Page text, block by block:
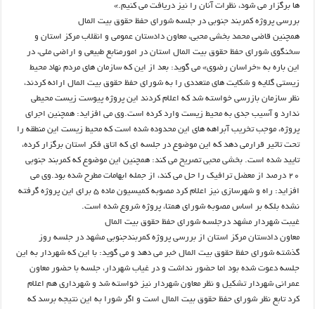
ها برگزار می شود، نظرات آنان را نیز دریافت می کنیم.»
بررسی پروژه کمربند جنوبی در جلسه شورای حفظ حقوق بیت المال
همچنین قاضی محمد بخشی محبی، معاون دادستان عمومی و انقلاب مرکز استان و
سخنگوی شورای حفظ حقوق بیت المال استان در امورمنابع طبیعی و اراضی ملی، در
این باره به «خراسان رضوی» می گوید: بعد از این که سازمان های مردم نهاد محیط
زیستی گلایه و شکایت های متعددی را به شورای حفظ حقوق بیت المال ارائه کردند،
نظر سازمان بازرسی خواسته شد که اعلام کردند این پروژه پیوست زیست محیطی
ندارد و آسیب جدی به محیط زیست وارد کرده است.وی می افزاید: همچنین اجرای
پروژه، موجب تخریب آبراهه های این محدوده شده است که محیط زیست این منطقه را
تحت تاثیر قرارمی دهد که این موضوع در جلسه ای که اتاق فکر استان برگزار کرده،
تایید شده است. بخشی محبی تصریح می کند: همچنین این موضوع که کمربند جنوبی
۲۰ درصد از معضل ترافیک را حل می کند، از جمله ابهامات مطرح شده بود.وی می
افزاید: راه و شهرسازی نیز اعلام کرد مصوبه کمیسیون ماده ۵ برای این پروژه گرفته
نشده بلکه بر اساس مصوبه شورای همتا، پروژه شروع شده است.
غیبت شهردار مشهد درجلسه شورای حفظ حقوق بیت المال
معاون دادستان مرکز استان از بررسی پروژه کمربندجنوبی مشهد در جلسه روز
گذشته شورای حفظ حقوق بیت المال خبر می دهد و می گوید: با این که شهردار به این
جلسه دعوت شده بود اما حضور نداشت و در غیاب شهردار، جلسه با حضور معاون
عمرانی شهردار تشکیل و نظر معاون شهردار نیز خواسته شد و شهرداری هم اعلام
کرد تابع نظر شورای حفظ حقوق بیت المال است و اگر شورا به این نتیجه برسد که